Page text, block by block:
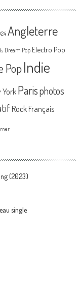
Angleterre
Dream Pop Electro Pop
PopIndie
York Parisphotos
Rock Français
(2023)
single